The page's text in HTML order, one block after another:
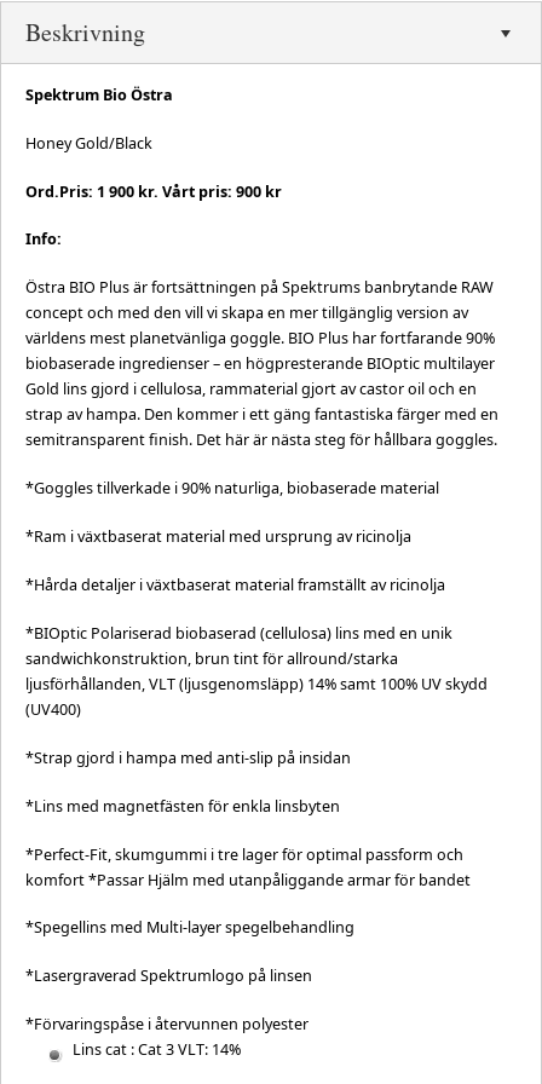
Beskrivning
Spektrum Bio Östra
Honey Gold/Black
Ord.Pris: 1 900 kr. Vårt pris: 900 kr
Info:
Östra BIO Plus är fortsättningen på Spektrums banbrytande RAW
concept och med den vill vi skapa en mer tillgänglig version av
världens mest planetvänliga goggle. BIO Plus har fortfarande 90%
biobaserade ingredienser – en högpresterande BIOptic multilayer
Gold lins gjord i cellulosa, rammaterial gjort av castor oil och en
strap av hampa. Den kommer i ett gäng fantastiska färger med en
semitransparent finish. Det här är nästa steg för hållbara goggles.
*Goggles tillverkade i 90% naturliga, biobaserade material
*Ram i växtbaserat material med ursprung av ricinolja
*Hårda detaljer i växtbaserat material framställt av ricinolja
*BIOptic Polariserad biobaserad (cellulosa) lins med en unik
sandwichkonstruktion, brun tint för allround/starka
ljusförhållanden, VLT (ljusgenomsläpp) 14% samt 100% UV skydd
(UV400)
*Strap gjord i hampa med anti-slip på insidan
*Lins med magnetfästen för enkla linsbyten
*Perfect-Fit, skumgummi i tre lager för optimal passform och
komfort *Passar Hjälm med utanpåliggande armar för bandet
*Spegellins med Multi-layer spegelbehandling
*Lasergraverad Spektrumlogo på linsen
*Förvaringspåse i återvunnen polyester
Lins cat : Cat 3 VLT: 14%